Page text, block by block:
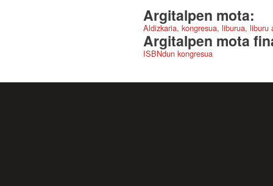
Argitalpen mota:
Aldizkaria, kongresua, liburua,
Argitalpen mota
ISBNdun kongresua